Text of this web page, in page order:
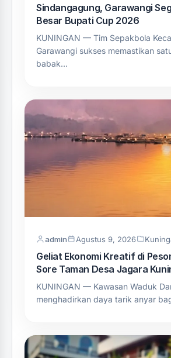
Sindangagung, Garawangi
Besar Bupati Cup 2026
KUNINGAN — Tim Sepakbola
Garawangi sukses memastikan
babak…
admin Agustus 9, 2026
Geliat Ekonomi Kreatif di
Sore Taman Desa Jagara
KUNINGAN — Kawasan Waduk
menghadirkan daya tarik anyar